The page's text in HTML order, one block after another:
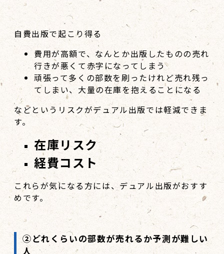
自費出版で起こり得る
費用が高額で、なんとか出版したものの売れ
行きが悪くて赤字になってしまう
頑張って多くの部数を刷ったけれど売れ残っ
てしまい、大量の在庫を抱えることになる
などというリスクがデュアル出版では軽減できま
す。
在庫リスク
経費コスト
これらが気になる方には、デュアル出版がおすす
めです。
②どれくらいの部数が売れるか予測が難しい
人